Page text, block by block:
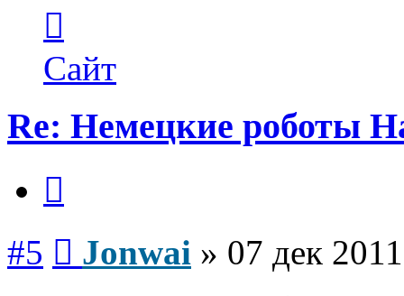
пользователя
Jonwai
Сайт
Re: Немецкие роботы
#5 Jonwai » 07 дек